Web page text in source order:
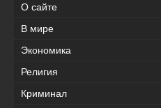
О сайте
В мире
Экономика
Религия
Криминал